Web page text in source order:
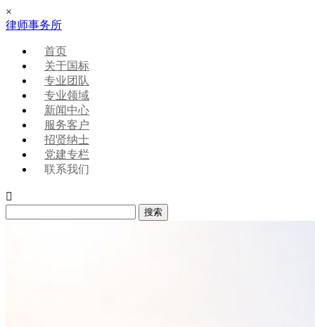
×
律师事务所
首页
关于国标
专业团队
专业领域
新闻中心
服务客户
招贤纳士
党建专栏
联系我们
